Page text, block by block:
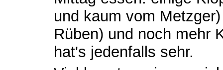
und kaum vom
Rüben) und noch mehr
hat's jedenfalls sehr.